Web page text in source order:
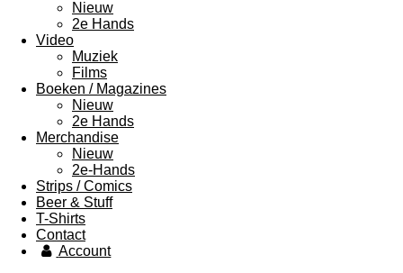
Nieuw
2e Hands
Video
Muziek
Films
Boeken / Magazines
Nieuw
2e Hands
Merchandise
Nieuw
2e-Hands
Strips / Comics
Beer & Stuff
T-Shirts
Contact
Account